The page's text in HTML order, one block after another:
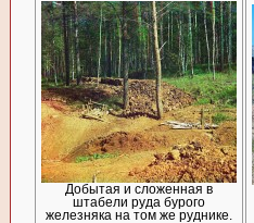
Добытая и сложенная в
штабели руда бурого
железняка на том же руднике.